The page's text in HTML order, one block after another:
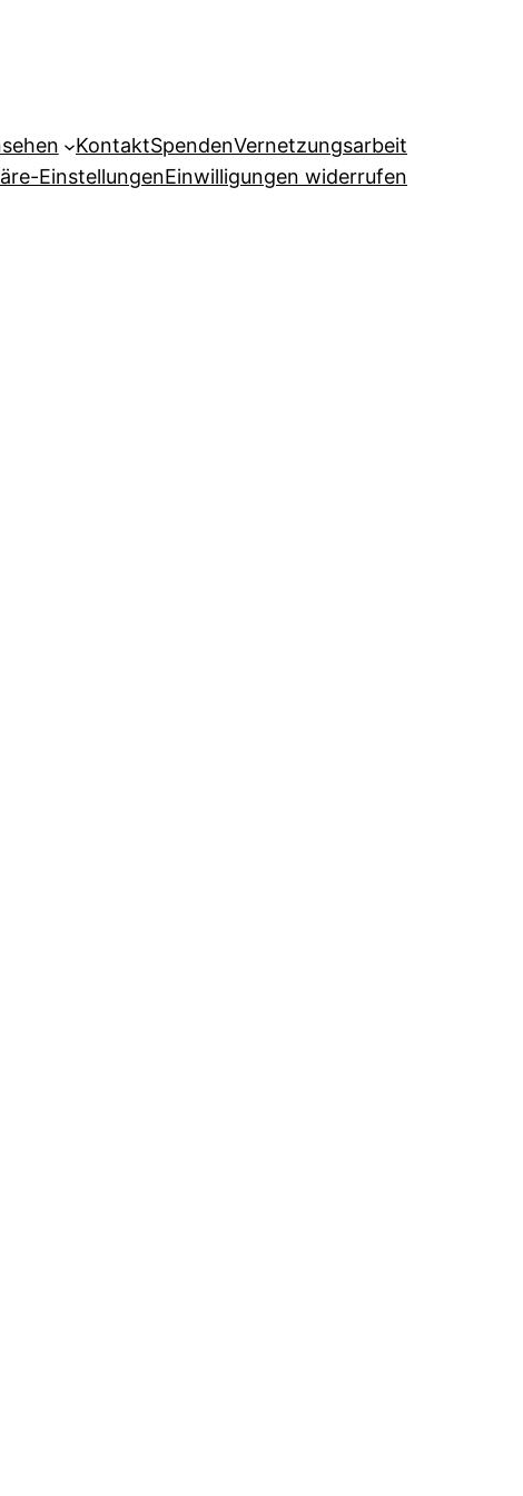
KontaktSpendenVernetzungsarbeit
EinstellungenEinwilligungen widerrufen